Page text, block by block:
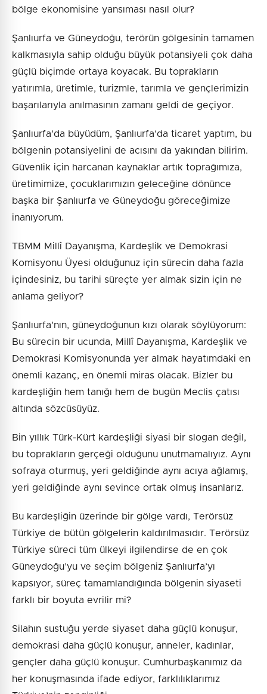
bölge ekonomisine yansıması nasıl olur?
Şanlıurfa ve Güneydoğu, terörün gölgesinin tamamen
kalkmasıyla sahip olduğu büyük potansiyeli çok daha
güçlü biçimde ortaya koyacak. Bu toprakların
yatırımla, üretimle, turizmle, tarımla ve gençlerimizin
başarılarıyla anılmasının zamanı geldi de geçiyor.
Şanlıurfa'da büyüdüm, Şanlıurfa’da ticaret yaptım, bu
bölgenin potansiyelini de acısını da yakından bilirim.
Güvenlik için harcanan kaynaklar artık toprağımıza,
üretimimize, çocuklarımızın geleceğine dönünce
başka bir Şanlıurfa ve Güneydoğu göreceğimize
inanıyorum.
TBMM Millî Dayanışma, Kardeşlik ve Demokrasi
Komisyonu Üyesi olduğunuz için sürecin daha fazla
içindesiniz, bu tarihi süreçte yer almak sizin için ne
anlama geliyor?
Şanlıurfa'nın, güneydoğunun kızı olarak söylüyorum:
Bu sürecin bir ucunda, Millî Dayanışma, Kardeşlik ve
Demokrasi Komisyonunda yer almak hayatımdaki en
önemli kazanç, en önemli miras olacak. Bizler bu
kardeşliğin hem tanığı hem de bugün Meclis çatısı
altında sözcüsüyüz.
Bin yıllık Türk-Kürt kardeşliği siyasi bir slogan değil,
bu toprakların gerçeği olduğunu unutmamalıyız. Aynı
sofraya oturmuş, yeri geldiğinde aynı acıya ağlamış,
yeri geldiğinde aynı sevince ortak olmuş insanlarız.
Bu kardeşliğin üzerinde bir gölge vardı, Terörsüz
Türkiye de bütün gölgelerin kaldırılmasıdır. Terörsüz
Türkiye süreci tüm ülkeyi ilgilendirse de en çok
Güneydoğu’yu ve seçim bölgeniz Şanlıurfa’yı
kapsıyor, süreç tamamlandığında bölgenin siyaseti
farklı bir boyuta evrilir mi?
Silahın sustuğu yerde siyaset daha güçlü konuşur,
demokrasi daha güçlü konuşur, anneler, kadınlar,
gençler daha güçlü konuşur. Cumhurbaşkanımız da
her konuşmasında ifade ediyor, farklılıklarımız